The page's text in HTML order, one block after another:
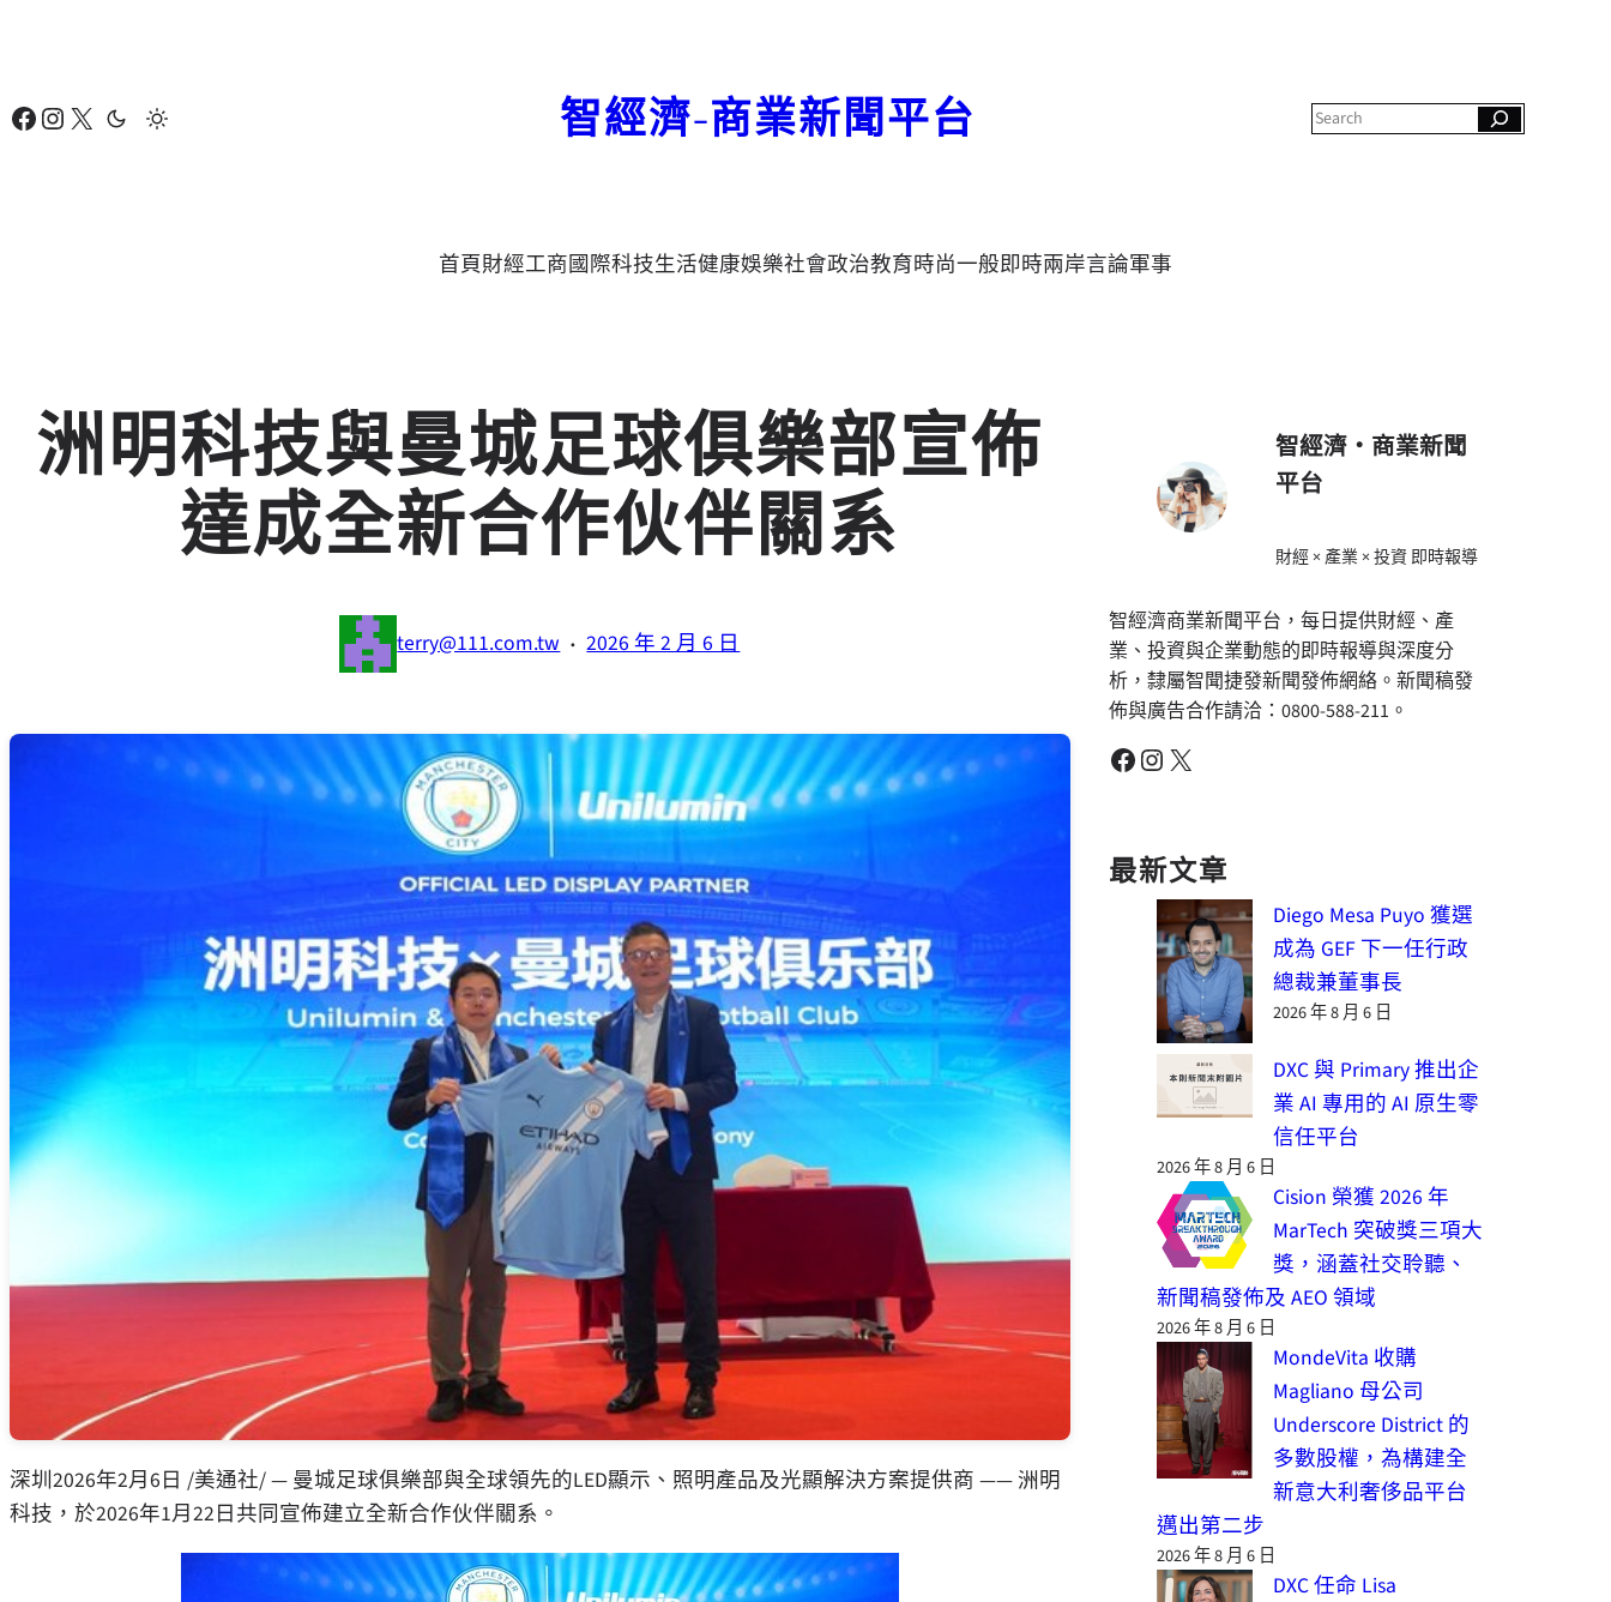
要
Facebook Instagram X 智經濟-商業新聞平台
c
首頁財經工商國際科技生活健康娛樂社會政治教育時尚一般即時兩岸言論軍事
洲明科技與曼城足球俱樂部宣佈
達成全新合作伙伴關系
terry@111.com.tw · 2026 年 2 月 6 日
深圳2026年2月6日 /美通社/ — 曼城足球俱樂部與全球領先的LED顯示、照明產品及光顯解決方案提供商 —— 洲明
科技，於2026年1月22日共同宣佈建立全新合作伙伴關系。
智經濟・商業新聞
平台
財經 × 產業 × 投資 即時報導
智經濟商業新聞平台，每日提供財經、產
業、投資與企業動態的即時報導與深度分
析，隸屬智聞捷發新聞發佈網絡。新聞稿發
佈與廣告合作請洽：0800-588-211。
Facebook Instagram X
最新文章
Diego Mesa Puyo 獲選
成為 GEF 下一任行政
總裁兼董事長
2026 年 8 月 6 日
DXC 與 Primary 推出企
業 AI 專用的 AI 原生零
信任平台
2026 年 8 月 6 日
Cision 榮獲 2026 年
MarTech 突破獎三項大
獎，涵蓋社交聆聽、
新聞稿發佈及 AEO 領域
2026 年 8 月 6 日
MondeVita 收購
Magliano 母公司
Underscore District 的
多數股權，為構建全
新意大利奢侈品平台
邁出第二步
2026 年 8 月 6 日
DXC 任命 Lisa